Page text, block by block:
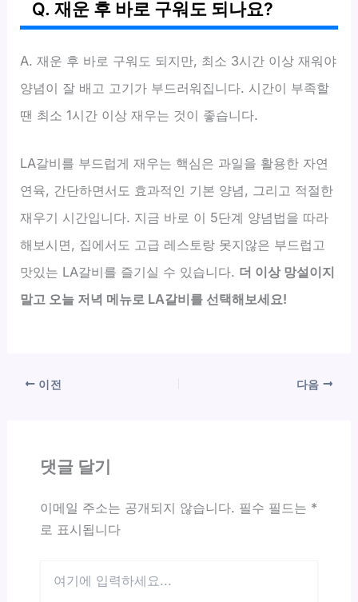
Q. 재운 후 바로 구워도 되나요?
A. 재운 후 바로 구워도 되지만, 최소 3시간 이상 재워야
양념이 잘 배고 고기가 부드러워집니다. 시간이 부족할
땐 최소 1시간 이상 재우는 것이 좋습니다.
LA갈비를 부드럽게 재우는 핵심은 과일을 활용한 자연
연육, 간단하면서도 효과적인 기본 양념, 그리고 적절한
재우기 시간입니다. 지금 바로 이 5단계 양념법을 따라
해보시면, 집에서도 고급 레스토랑 못지않은 부드럽고
맛있는 LA갈비를 즐기실 수 있습니다. 더 이상 망설이지
말고 오늘 저녁 메뉴로 LA갈비를 선택해보세요!
이전 다음
댓글 달기
이메일 주소는 공개되지 않습니다. 필수 필드는 *
로 표시됩니다